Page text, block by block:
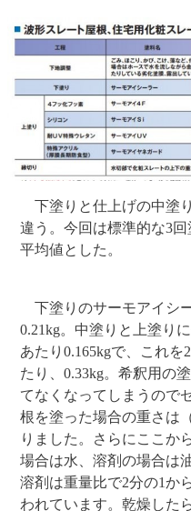
下塗りと仕上げの中塗
違う。今回は標準的な3
平均値とした。
下塗りのサーモアイシ
0.21kg。中塗りと上塗り
あたり0.165kgで、これ
たり、0.33kg。希釈用の
てなくなってしまうので
根を塗った場合の重さは
りました。さらにここか
場合は水、溶剤の場合は
溶剤は重量比で2分の1か
われています。乾燥した